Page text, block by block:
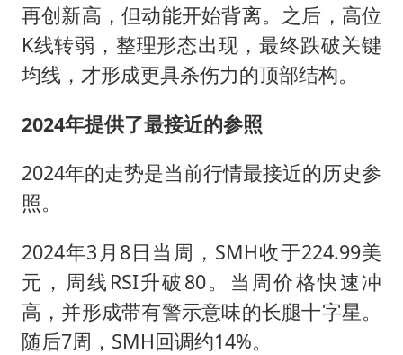
再创新高，但动能开始背离。之后，高位
K线转弱，整理形态出现，最终跌破关键
均线，才形成更具杀伤力的顶部结构。
2024年提供了最接近的参照
2024年的走势是当前行情最接近的历史参
照。
2024年3月8日当周，SMH收于224.99美
元，周线RSI升破80。当周价格快速冲
高，并形成带有警示意味的长腿十字星。
随后7周，SMH回调约14%。